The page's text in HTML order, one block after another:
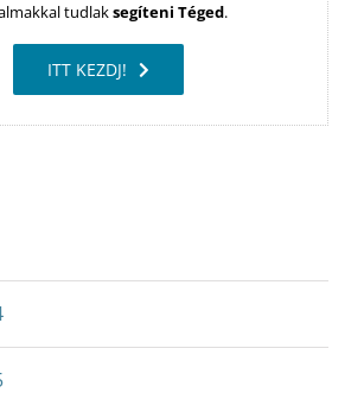
tudlaksegíteni Téged.
ITT KEZDJ!